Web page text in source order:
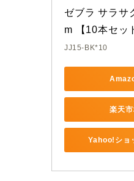
ゼブラ サラサ
m 【10本セッ
JJ15-BK*10
楽天
Yahoo!ショ